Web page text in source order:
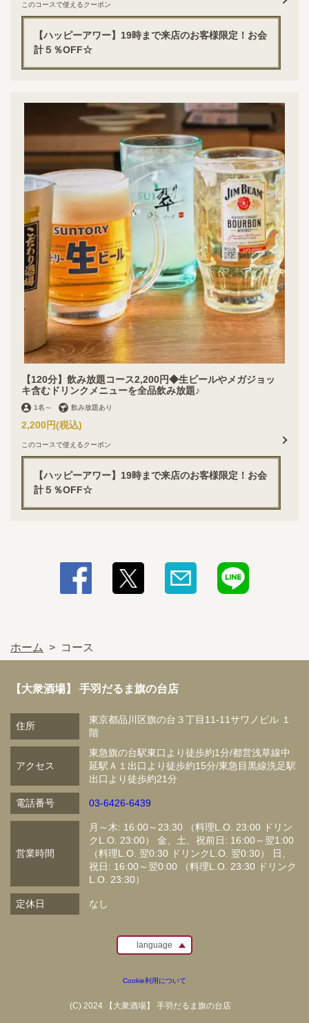
このコースで使えるクーポン
【ハッピーアワー】19時まで来店のお客様限定！お会
計５％OFF☆
【120分】飲み放題コース2,200円◆生ビールやメガジョッ
キ含むドリンクメニューを全品飲み放題♪
1名 ～ 飲み放題あり
2,200円(税込)
このコースで使えるクーポン
【ハッピーアワー】19時まで来店のお客様限定！お会
計５％OFF☆
ホーム コース
【大衆酒場】 手羽だるま旗の台店
住所
東京都品川区旗の台３丁目11-11サワノビル １
階
アクセス
東急旗の台駅東口より徒歩約1分/都営浅草線中
延駅Ａ１出口より徒歩約15分/東急目黒線洗足駅
出口より徒歩約21分
電話番号 03-6426-6439
営業時間
月～木: 16:00～23:30 （料理L.O. 23:00 ドリン
クL.O. 23:00） 金、土、祝前日: 16:00～翌1:00
（料理L.O. 翌0:30 ドリンクL.O. 翌0:30） 日、
祝日: 16:00～翌0:00 （料理L.O. 23:30 ドリンク
L.O. 23:30）
定休日 なし
language
Cookie利用について
(C) 2024 【大衆酒場】 手羽だるま旗の台店